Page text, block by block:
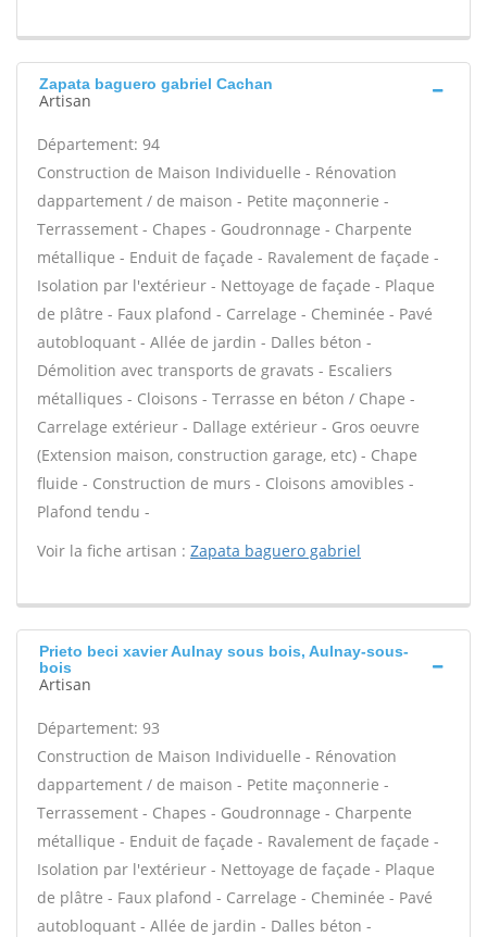
Zapata baguero gabriel Cachan
Artisan
Département: 94
Construction de Maison Individuelle - Rénovation
dappartement / de maison - Petite maçonnerie -
Terrassement - Chapes - Goudronnage - Charpente
métallique - Enduit de façade - Ravalement de façade -
Isolation par l'extérieur - Nettoyage de façade - Plaque
de plâtre - Faux plafond - Carrelage - Cheminée - Pavé
autobloquant - Allée de jardin - Dalles béton -
Démolition avec transports de gravats - Escaliers
métalliques - Cloisons - Terrasse en béton / Chape -
Carrelage extérieur - Dallage extérieur - Gros oeuvre
(Extension maison, construction garage, etc) - Chape
fluide - Construction de murs - Cloisons amovibles -
Plafond tendu -
Voir la fiche artisan : Zapata baguero gabriel
Prieto beci xavier Aulnay sous bois, Aulnay-sous-
bois
Artisan
Département: 93
Construction de Maison Individuelle - Rénovation
dappartement / de maison - Petite maçonnerie -
Terrassement - Chapes - Goudronnage - Charpente
métallique - Enduit de façade - Ravalement de façade -
Isolation par l'extérieur - Nettoyage de façade - Plaque
de plâtre - Faux plafond - Carrelage - Cheminée - Pavé
autobloquant - Allée de jardin - Dalles béton -